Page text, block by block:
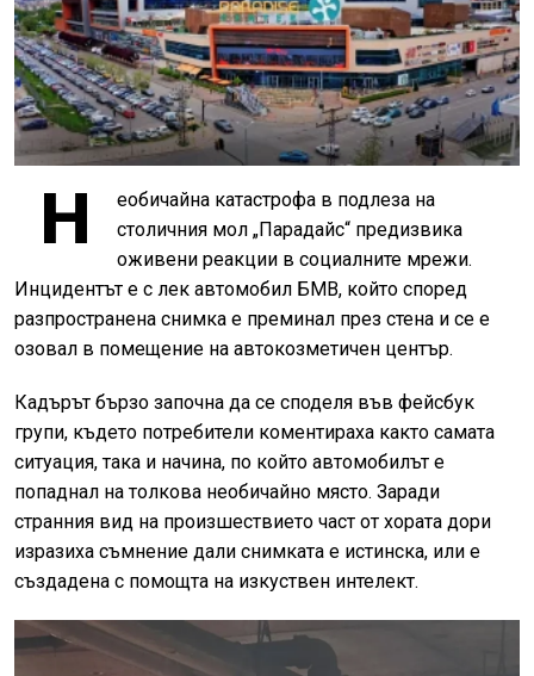
Н
еобичайна катастрофа в подлеза на
столичния мол „Парадайс“ предизвика
оживени реакции в социалните мрежи.
Инцидентът е с лек автомобил БМВ, който според
разпространена снимка е преминал през стена и се е
озовал в помещение на автокозметичен център.
Кадърът бързо започна да се споделя във фейсбук
групи, където потребители коментираха както самата
ситуация, така и начина, по който автомобилът е
попаднал на толкова необичайно място. Заради
странния вид на произшествието част от хората дори
изразиха съмнение дали снимката е истинска, или е
създадена с помощта на изкуствен интелект.